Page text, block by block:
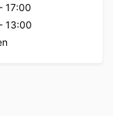
- 17:00
- 13:00